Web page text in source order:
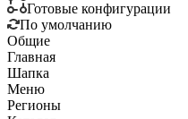
Готовые конфигурации
По умолчанию
Общие
Главная
Шапка
Меню
Регионы